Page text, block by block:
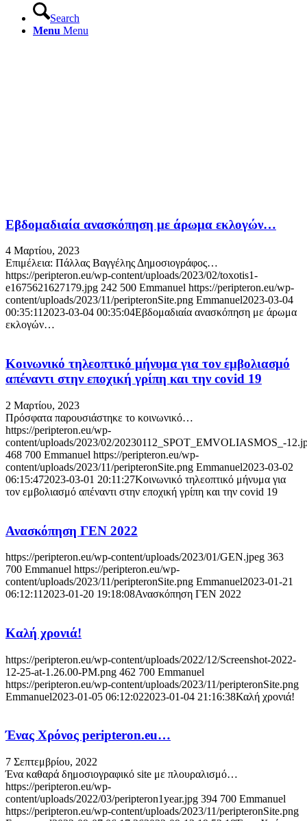
Search
Menu Menu
Εβδομαδιαία ανασκόπηση με άρωμα εκλογών…
4 Μαρτίου, 2023
Επιμέλεια: Πάλλας Βαγγέλης Δημοσιογράφος…
https://peripteron.eu/wp-content/uploads/2023/02/toxotis1-
e1675621627179.jpg 242 500 Emmanuel https://peripteron.eu/wp-
content/uploads/2023/11/peripteronSite.png Emmanuel2023-03-04
00:35:112023-03-04 00:35:04Εβδομαδιαία ανασκόπηση με άρωμα
εκλογών…
Κοινωνικό τηλεοπτικό μήνυμα για τον εμβολιασμό
απέναντι στην εποχική γρίπη και την cοvid 19
2 Μαρτίου, 2023
Πρόσφατα παρουσιάστηκε το κοινωνικό…
https://peripteron.eu/wp-
content/uploads/2023/02/20230112_SPOT_EMVOLIASMOS_-
468 700 Emmanuel https://peripteron.eu/wp-
content/uploads/2023/11/peripteronSite.png Emmanuel2023-03-02
06:15:472023-03-01 20:11:27Κοινωνικό τηλεοπτικό μήνυμα για
τον εμβολιασμό απέναντι στην εποχική γρίπη και την cοvid 19
Ανασκόπηση ΓΕΝ 2022
https://peripteron.eu/wp-content/uploads/2023/01/GEN.jpeg 363
700 Emmanuel https://peripteron.eu/wp-
content/uploads/2023/11/peripteronSite.png Emmanuel2023-01-21
06:12:11 2023-01-20 19:18:08Ανασκόπηση ΓΕΝ 2022
Καλή χρονιά!
https://peripteron.eu/wp-content/uploads/2022/12/Screenshot-2022-
12-25-at-1.26.00-PM.png 462 700 Emmanuel
https://peripteron.eu/wp-content/uploads/2023/11/peripteronSite.png
Emmanuel2023-01-05 06:12:022023-01-04 21:16:38Καλή χρονιά!
Ένας Χρόνος peripteron.eu…
7 Σεπτεμβρίου, 2022
Ένα καθαρά δημοσιογραφικό site με πλουραλισμό…
https://peripteron.eu/wp-
content/uploads/2022/03/peripterοn1year.jpg 394 700 Emmanuel
https://peripteron.eu/wp-content/uploads/2023/11/peripteronSite.png